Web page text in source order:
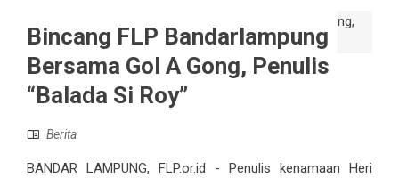
Bincang FLP Bandarlampung
Bersama Gol A Gong, Penulis
“Balada Si Roy”
Berita
BANDAR LAMPUNG, FLP.or.id - Penulis kenamaan Heri